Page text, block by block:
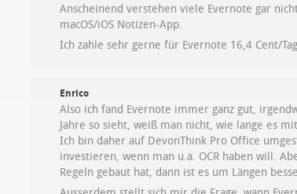
Anscheinend verstehen viele Evernote gar
macOS/iOS Notizen-App.
Ich zahle sehr gerne für Evernote 16,4 Cent/
Enrico
Also ich fand Evernote immer ganz gut,
Jahre so sieht, weiß man nicht, wie lange es
Ich bin daher auf DevonThink Pro Office
investieren, wenn man u.a. OCR haben will.
Regeln gebaut hat, dann ist es um Längen